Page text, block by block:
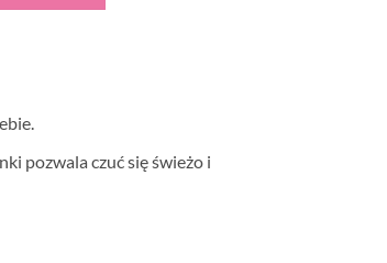
pozwala czuć się świeżo i